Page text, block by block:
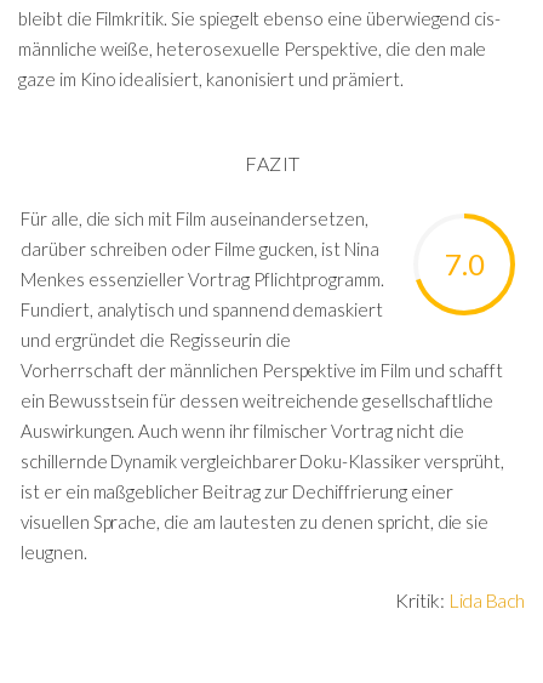
bleibt die Filmkritik. Sie spiegelt ebenso eine überwiegend cis-
männliche weiße, heterosexuelle Perspektive, die den male
gaze im Kino idealisiert, kanonisiert und prämiert.
FAZIT
7.0
Für alle, die sich mit Film auseinandersetzen,
darüber schreiben oder Filme gucken, ist Nina
Menkes essenzieller Vortrag Pflichtprogramm.
Fundiert, analytisch und spannend demaskiert
und ergründet die Regisseurin die
Vorherrschaft der männlichen Perspektive im Film und schafft
ein Bewusstsein für dessen weitreichende gesellschaftliche
Auswirkungen. Auch wenn ihr filmischer Vortrag nicht die
schillernde Dynamik vergleichbarer Doku-Klassiker versprüht,
ist er ein maßgeblicher Beitrag zur Dechiffrierung einer
visuellen Sprache, die am lautesten zu denen spricht, die sie
leugnen.
Kritik: Lida Bach